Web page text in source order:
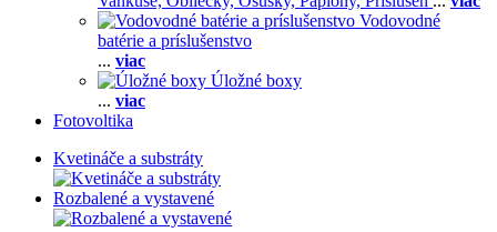
Vodovodné
batérie a príslušenstvo
... viac
Úložné boxy
... viac
Fotovoltika
Kvetináče a substráty
Rozbalené a vystavené